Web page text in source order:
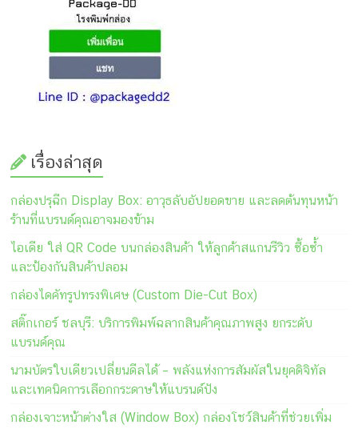
เรื่องล่าสุด
กล่องปรุฉีก Display Box: อาวุธลับอัปยอดขาย และลดต้นทุนหน้า
ร้านที่แบรนด์คุณอาจมองข้าม
ไอเดีย ใส่ QR Code บนกล่องสินค้า ให้ลูกค้าสแกนรีวิว ซื้อซ้ำ
และป้องกันสินค้าปลอม
กล่องไดคัทรูปทรงพิเศษ (Custom Die-Cut Box)
สติ๊กเกอร์ ชลบุรี: บริการพิมพ์ฉลากสินค้าคุณภาพสูง ยกระดับ
แบรนด์คุณ
นามบัตรใบเดียวเปลี่ยนดีลได้ – พลังแห่งการสัมผัสในยุคดิจิทัล
และเทคนิคการเลือกกระดาษให้แบรนด์ปัง
กล่องเจาะหน้าต่างใส (Window Box) กล่องโชว์สินค้าที่ช่วยเพิ่ม